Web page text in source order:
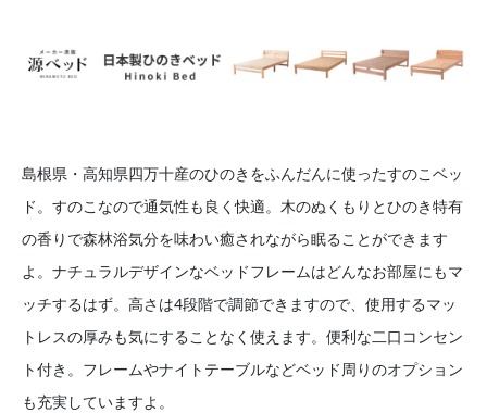
島根県・高知県四万十産のひのきをふんだんに使ったすのこベッ
ド。すのこなので通気性も良く快適。木のぬくもりとひのき特有
の香りで森林浴気分を味わい癒されながら眠ることができます
よ。ナチュラルデザインなベッドフレームはどんなお部屋にもマ
ッチするはず。高さは4段階で調節できますので、使用するマッ
トレスの厚みも気にすることなく使えます。便利な二口コンセン
ト付き。フレームやナイトテーブルなどベッド周りのオプション
も充実していますよ。